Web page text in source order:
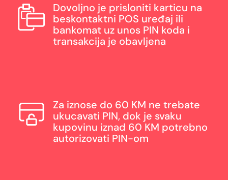
Dovoljno je prisloniti karticu na
beskontaktni POS uređaj ili
bankomat uz unos PIN koda i
transakcija je obavljena
Za iznose do 60 KM ne trebate
ukucavati PIN, dok je svaku
kupovinu iznad 60 KM potrebno
autorizovati PIN-om